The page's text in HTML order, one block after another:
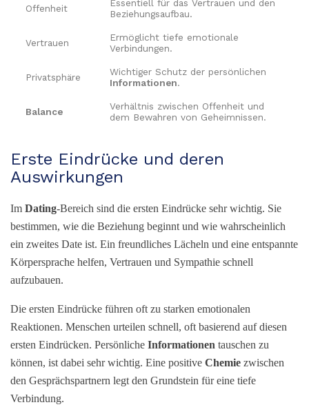
Offenheit
Essentiell für das Vertrauen und den
Beziehungsaufbau.
Vertrauen
Ermöglicht tiefe emotionale
Verbindungen.
Privatsphäre
Wichtiger Schutz der persönlichen
Informationen.
Balance
Verhältnis zwischen Offenheit und
dem Bewahren von Geheimnissen.
Erste Eindrücke und deren
Auswirkungen
Im Dating-Bereich sind die ersten Eindrücke sehr wichtig. Sie
bestimmen, wie die Beziehung beginnt und wie wahrscheinlich
ein zweites Date ist. Ein freundliches Lächeln und eine entspannte
Körpersprache helfen, Vertrauen und Sympathie schnell
aufzubauen.
Die ersten Eindrücke führen oft zu starken emotionalen
Reaktionen. Menschen urteilen schnell, oft basierend auf diesen
ersten Eindrücken. Persönliche Informationen tauschen zu
können, ist dabei sehr wichtig. Eine positive Chemie zwischen
den Gesprächspartnern legt den Grundstein für eine tiefe
Verbindung.